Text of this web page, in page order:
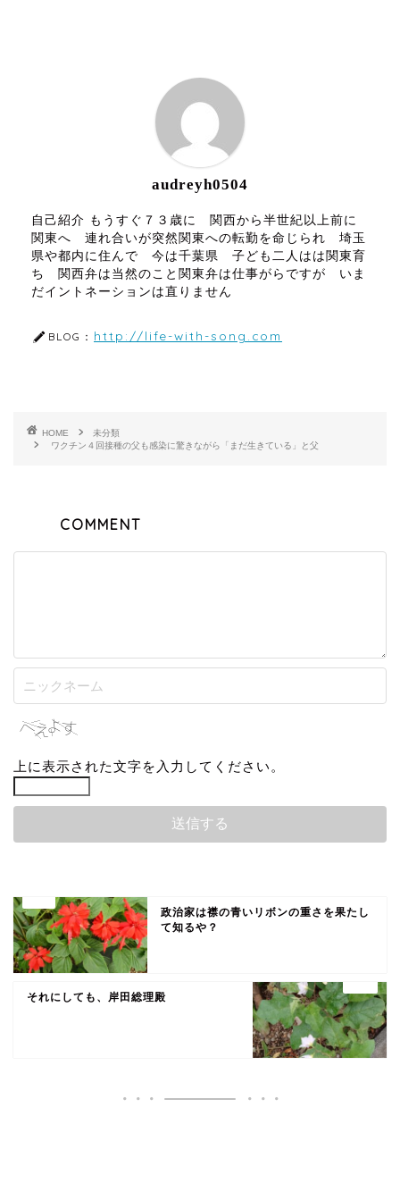
audreyh0504
自己紹介 もうすぐ７３歳に 関西から半世紀以上前に
関東へ 連れ合いが突然関東への転勤を命じられ 埼玉
県や都内に住んで 今は千葉県 子ども二人はは関東育
ち 関西弁は当然のこと関東弁は仕事がらですが いま
だイントネーションは直りません
BLOG： http://life-with-song.com
HOME
未分類
ワクチン４回接種の父も感染に驚きながら「まだ生きている」と父
COMMENT
上に表示された文字を入力してください。
政治家は襟の青いリボンの重さを果たし
て知るや？
それにしても、岸田総理殿